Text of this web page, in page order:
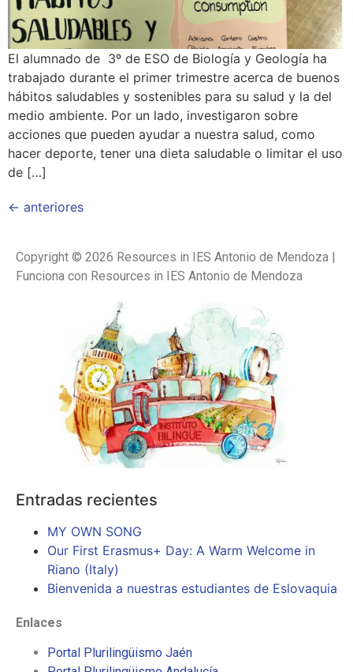
El alumnado de 3º de ESO de Biología y Geología ha
trabajado durante el primer trimestre acerca de buenos
hábitos saludables y sostenibles para su salud y la del
medio ambiente. Por un lado, investigaron sobre
acciones que pueden ayudar a nuestra salud, como
hacer deporte, tener una dieta saludable o limitar el uso
de […]
← anteriores
Copyright © 2026 Resources in IES Antonio de Mendoza |
Funciona con Resources in IES Antonio de Mendoza
Entradas recientes
MY OWN SONG
Our First Erasmus+ Day: A Warm Welcome in
Riano (Italy)
Bienvenida a nuestras estudiantes de Eslovaquia
Enlaces
Portal Plurilingüismo Jaén